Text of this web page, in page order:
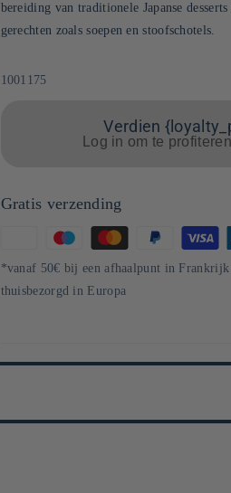
bereiding van traditionele Japanse
gerechten zoals soepen en stoofschotels.
SKU:
1001175
Verdien
Log in om te
Gratis verzending
Betaalmethoden
*vanaf 50€ bij een afhaalpunt in
thuisbezorgd in Europa